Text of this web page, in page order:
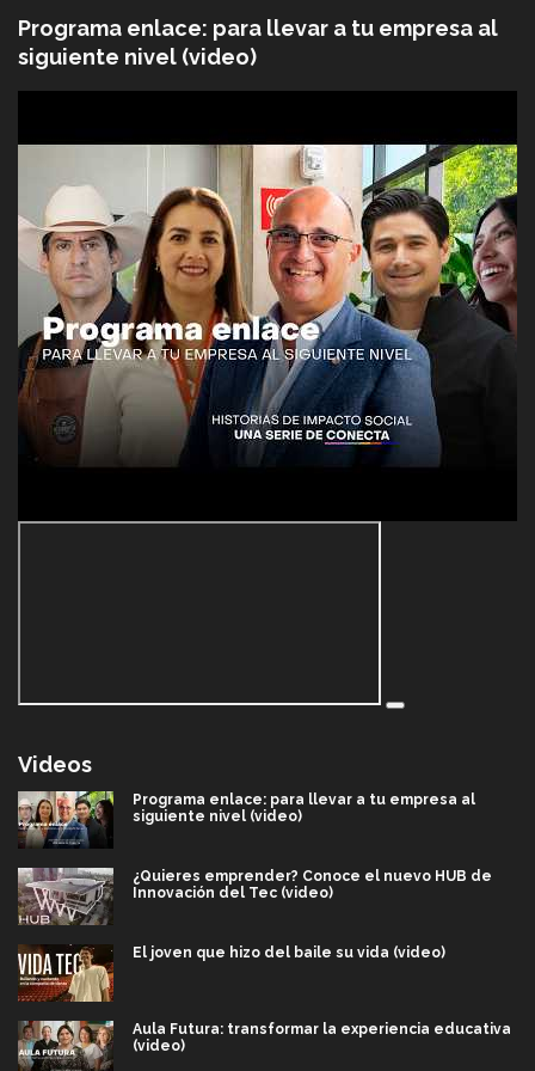
Programa enlace: para llevar a tu empresa al
siguiente nivel (video)
Videos
Programa enlace: para llevar a tu empresa al
siguiente nivel (video)
¿Quieres emprender? Conoce el nuevo HUB de
Innovación del Tec (video)
El joven que hizo del baile su vida (video)
Aula Futura: transformar la experiencia educativa
(video)